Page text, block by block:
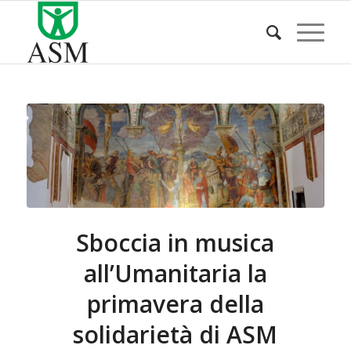
Sboccia in musica
all’Umanitaria la
primavera della
solidarietà di ASM